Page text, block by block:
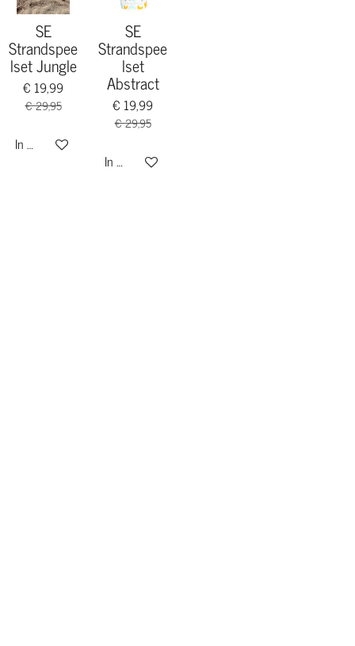
SE
Strandspee
lset Jungle
€ 19,99
€ 29,95
In winkelwagen
SE
Strandspee
lset
Abstract
€ 19,99
€ 29,95
In winkelwagen